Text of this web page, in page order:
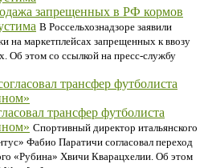
запрещенных в РФ кормов
В Россельхознадзоре заявили
на маркетплейсах запрещенных к ввозу
Об этом со ссылкой на пресс-службу
трансфер футболиста
Спортивный директор итальянского
Фабио Паратичи согласовал переход
«Рубина» Хвичи Кварацхелии. Об этом